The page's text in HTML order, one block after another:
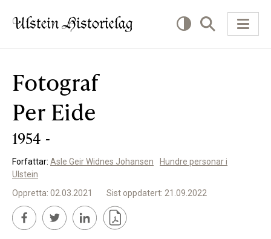
KVA VIL DU LESE OM?
Kultur
Næring
Offentlig
Personar
Fotograf
Per Eide
1954 -
Forfattar: Asle Geir Widnes Johansen
Hundre personar i
Ulstein
Oppretta: 02.03.2021
Sist oppdatert: 21.09.2022